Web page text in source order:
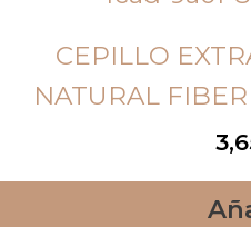
CEPILLO
NATURAL